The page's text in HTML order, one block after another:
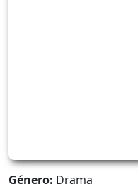
Género: Drama